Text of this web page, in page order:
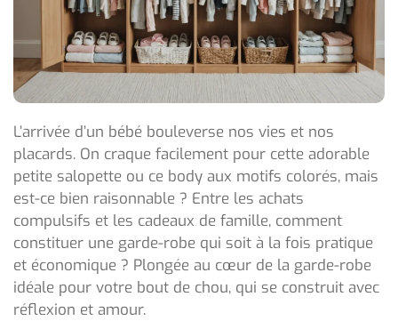
L’arrivée d’un bébé bouleverse nos vies et nos
placards. On craque facilement pour cette adorable
petite salopette ou ce body aux motifs colorés, mais
est-ce bien raisonnable ? Entre les achats
compulsifs et les cadeaux de famille, comment
constituer une garde-robe qui soit à la fois pratique
et économique ? Plongée au cœur de la garde-robe
idéale pour votre bout de chou, qui se construit avec
réflexion et amour.